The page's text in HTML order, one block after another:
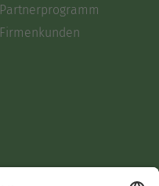
Partnerprogramm
Firmenkunden